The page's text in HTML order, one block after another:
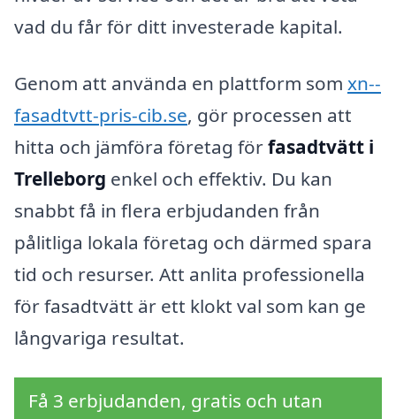
vad du får för ditt investerade kapital.
Genom att använda en plattform som xn--
fasadtvtt-pris-cib.se, gör processen att
hitta och jämföra företag förfasadtvätt i
Trelleborg enkel och effektiv. Du kan
snabbt få in flera erbjudanden från
pålitliga lokala företag och därmed spara
tid och resurser. Att anlita professionella
för fasadtvätt är ett klokt val som kan ge
långvariga resultat.
Få 3 erbjudanden, gratis och utan